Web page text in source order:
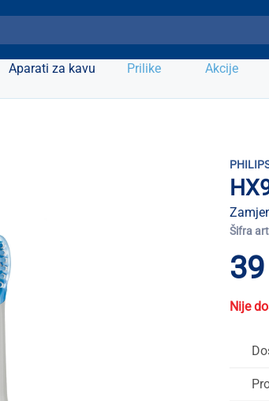
Aparati za kavu Prilike Akcije
Šifra
Nije